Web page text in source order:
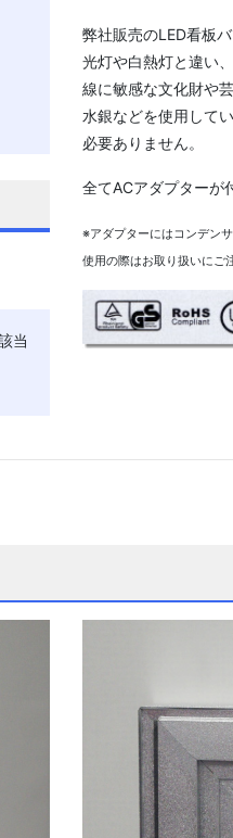
当
弊社販売のLED看板
光灯や白熱灯と違い
線に敏感な文化財や
水銀などを使用して
必要ありません。
全てACアダプターが
※アダプターにはコンデン
使用の際はお取り扱いにご